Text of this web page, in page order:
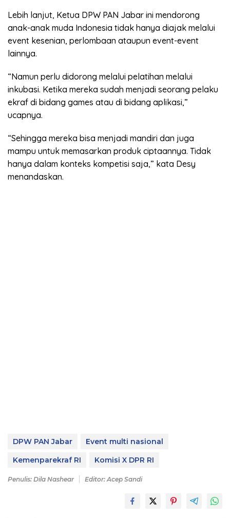
Lebih lanjut, Ketua DPW PAN Jabar ini mendorong
anak-anak muda Indonesia tidak hanya diajak melalui
event kesenian, perlombaan ataupun event-event
lainnya.
“Namun perlu didorong melalui pelatihan melalui
inkubasi. Ketika mereka sudah menjadi seorang pelaku
ekraf di bidang games atau di bidang aplikasi,”
ucapnya.
“Sehingga mereka bisa menjadi mandiri dan juga
mampu untuk memasarkan produk ciptaannya. Tidak
hanya dalam konteks kompetisi saja,” kata Desy
menandaskan.
DPW PAN Jabar
Event multi nasional
Kemenparekraf RI
Komisi X DPR RI
Penulis: Dila Nashear Editor: Acep Sandi